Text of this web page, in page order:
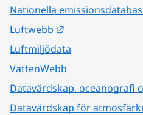
Nationella
Luftwebb
Luftmiljödata
VattenWebb
Datavärdskap, oceanografi
Datavärdskap för